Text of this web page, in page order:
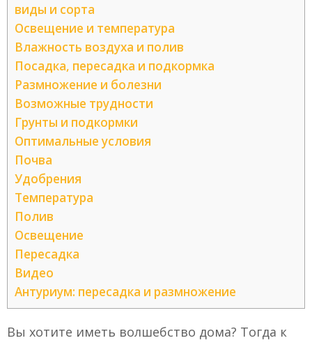
виды и сорта
Освещение и температура
Влажность воздуха и полив
Посадка, пересадка и подкормка
Размножение и болезни
Возможные трудности
Грунты и подкормки
Оптимальные условия
Почва
Удобрения
Температура
Полив
Освещение
Пересадка
Видео
Антуриум: пересадка и размножение
Вы хотите иметь волшебство дома? Тогда к